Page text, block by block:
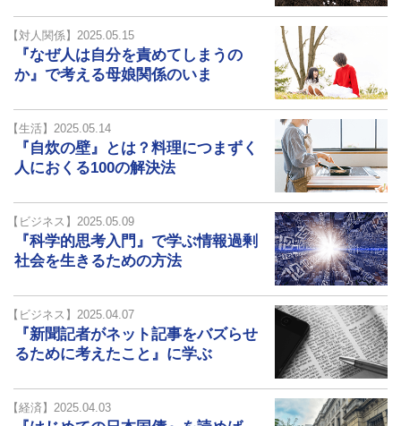
【対人関係】2025.05.15
『なぜ人は自分を責めてしまうの
か』で考える母娘関係のいま
【生活】2025.05.14
『自炊の壁』とは？料理につまずく
人におくる100の解決法
【ビジネス】2025.05.09
『科学的思考入門』で学ぶ情報過剰
社会を生きるための方法
【ビジネス】2025.04.07
『新聞記者がネット記事をバズらせ
るために考えたこと』に学ぶ
【経済】2025.04.03